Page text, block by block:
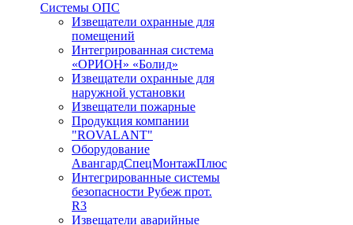
Системы ОПС
Извещатели охранные для
помещений
Интегрированная система
«ОРИОН» «Болид»
Извещатели охранные для
наружной установки
Извещатели пожарные
Продукция компании
"ROVALANT"
Оборудование
АвангардСпецМонтажПлюс
Интегрированные системы
безопасности Рубеж прот.
R3
Извещатели аварийные